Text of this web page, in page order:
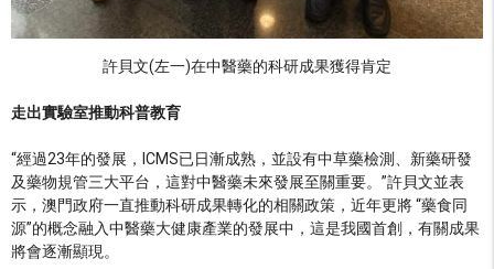
許貝文(左一)在中醫藥的科研成果獲得肯定
走出實驗室推動科普教育
“經過23年的發展，ICMS已日漸成熟，並設有中草藥檢測、新藥研發
及藥物規管三大平台，這對中醫藥未來發展至關重要。”許貝文並表
示，澳門政府一直推動科研成果轉化的相關政策，近年更將 “藥食同
源”的概念融入中醫藥大健康產業的發展中，這是我國首創，有關成果
將會逐漸顯現。